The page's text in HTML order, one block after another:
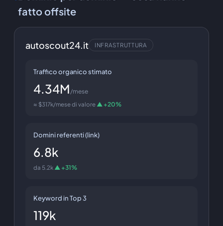
fatto offsite
autoscout24.it INFRASTRUTTURA
Traffico organico stimato
4.34M /mese
≈ $317k/mese di valore ▲ +20%
Domini referenti (link)
6.8k
da 5.2k ▲ +31%
Keyword in Top 3
119k